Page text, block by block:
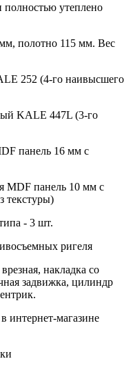
полностью утеплено
полотно 115 мм. Вес
252 (4-го наивысшего
KALE 447L (3-го
панель 16 мм с
MDF панель 10 мм с
текстуры)
- 3 шт.
ригеля
накладка со
задвижка, цилиндр
в интернет-магазине